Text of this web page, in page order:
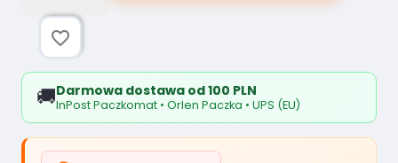
favorite_border
🚚Darmowa dostawa od 100 PLN
InPost Paczkomat • Orlen Paczka • UPS (EU)